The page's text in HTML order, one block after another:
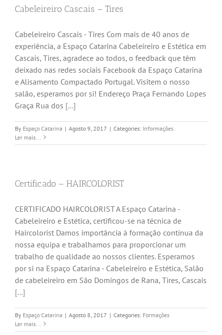
Cabeleireiro Cascais – Tires
Cabeleireiro Cascais - Tires Com mais de 40 anos de
experiência, a Espaço Catarina Cabeleireiro e Estética em
Cascais, Tires, agradece ao todos, o feedback que têm
deixado nas redes sociais Facebook da Espaço Catarina
e Alisamento Compactado Portugal. Visitem o nosso
salão, esperamos por sí! Endereço Praça Fernando Lopes
Graça Rua dos [...]
By Espaço Catarina | Agosto 9, 2017 | Categories: Informações
Ler mais...
Certificado – HAIRCOLORIST
CERTIFICADO HAIRCOLORIST A Espaço Catarina -
Cabeleireiro e Estética, certificou-se na técnica de
Haircolorist Damos importância à formação contínua da
nossa equipa e trabalhamos para proporcionar um
trabalho de qualidade ao nossos clientes. Esperamos
por si na Espaço Catarina - Cabeleireiro e Estética, Salão
de cabeleireiro em São Domingos de Rana, Tires, Cascais
[...]
By Espaço Catarina | Agosto 8, 2017 | Categories: Formações
Ler mais...